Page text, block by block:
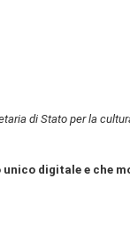
di Stato per la
digitale e che